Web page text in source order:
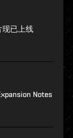
现已上线
Notes